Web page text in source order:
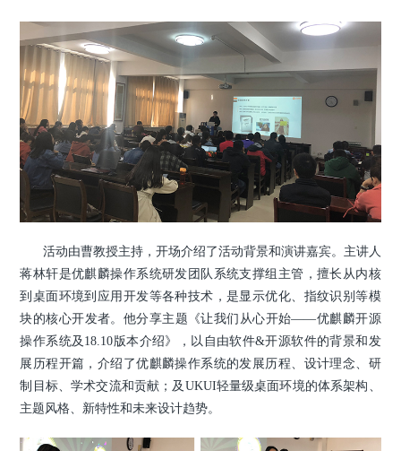
活动由曹教授主持，开场介绍了活动背景和演讲嘉宾。主讲人
蒋林轩是优麒麟操作系统研发团队系统支撑组主管，擅长从内核
到桌面环境到应用开发等各种技术，是显示优化、指纹识别等模
块的核心开发者。他分享主题《让我们从心开始——优麒麟开源
操作系统及18.10版本介绍》，以自由软件&开源软件的背景和发
展历程开篇，介绍了优麒麟操作系统的发展历程、设计理念、研
制目标、学术交流和贡献；及UKUI轻量级桌面环境的体系架构、
主题风格、新特性和未来设计趋势。